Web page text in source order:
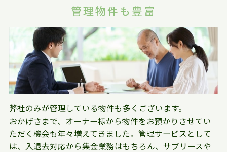
管理物件も豊富
弊社のみが管理している物件も多くございます。
おかげさまで、オーナー様から物件をお預かりさせてい
ただく機会も年々増えてきました。管理サービスとして
は、入退去対応から集金業務はもちろん、サブリースや